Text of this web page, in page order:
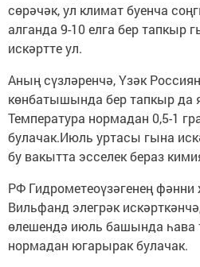
сөрәчәк, ул климат буенча
алганда 9-10 елга бер тапкыр
искәртте ул.
Аның сүзләренчә, Үзәк
көнбатышында бер тапкыр да
Температура нормадан 0,5-1
булачак.Июль уртасы гына
бу вакытта эсселек бераз
РФ Гидрометеоүзәгенең
Вильфанд элегрәк
өлешендә июль башында һава
нормадан югарырак булачак.